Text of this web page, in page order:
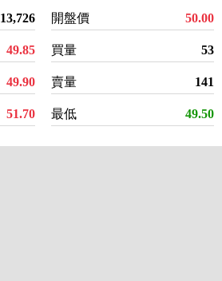
13,726
49.85
49.90
51.70
開盤價 50.00
買量 53
賣量 141
最低 49.50